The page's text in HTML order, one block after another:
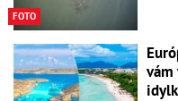
FOTO